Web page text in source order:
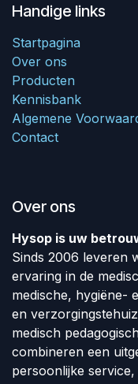
Handige links
Startpagina
Over ons
Producten
Kennisbank
Algemene
Contact
Over ons
Hysop is uw
Sinds 2006 leveren
ervaring in de
medische, hygiëne-
en
medisch
combineren een
persoonlijke